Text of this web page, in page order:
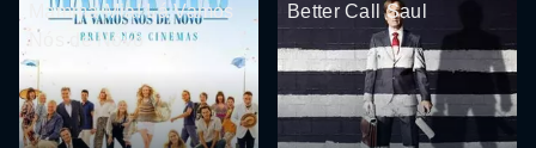
Mamma Mia! Lá Vamos
Nós de Novo
Better Call Saul